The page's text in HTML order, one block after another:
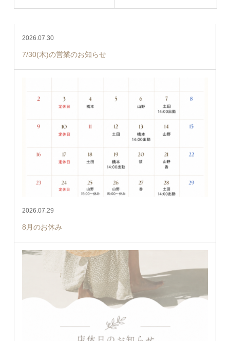
2026.07.30
7/30(木)の営業のお知らせ
2026.07.29
8月のお休み